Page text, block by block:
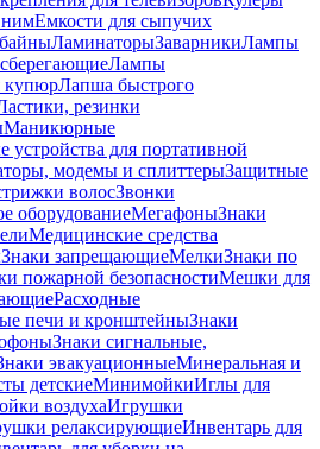
нимЕмкости для сыпучих
ЛаминаторыЗаварникиЛампы
Лампы
купюрЛапша быстрого
резинки
Маникюрные
устройства для портативной
модемы и сплиттерыЗащитные
волосЗвонки
оборудованиеМегафоныЗнаки
Медицинские средства
Знаки запрещающиеМелкиЗнаки по
пожарной безопасностиМешки для
Расходные
печи и кронштейныЗнаки
Знаки сигнальные,
эвакуационныеМинеральная и
детскиеМинимойкиИглы для
воздухаИгрушки
релаксирующиеИнвентарь для